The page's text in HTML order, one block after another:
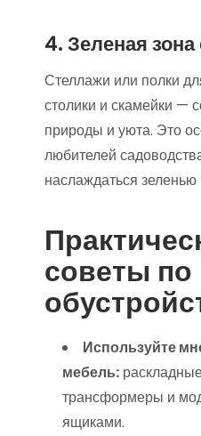
4. Зеленая
Стеллажи или полки
столики и скамейки —
природы и уюта. Это
любителей
наслаждаться
советы по
Используйте
мебель:
трансформеры и
ящиками.